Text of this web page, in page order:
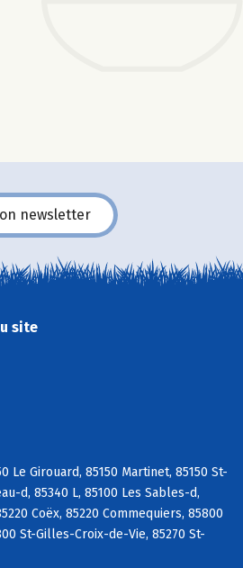
newsletter
site
Le Girouard, 85150 Martinet, 85150 St-
d, 85340 L, 85100 Les Sables-d,
Coëx, 85220 Commequiers, 85800
St-Gilles-Croix-de-Vie, 85270 St-